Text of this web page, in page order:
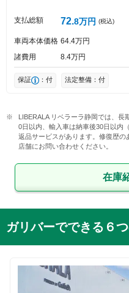
支払総額 72 8万円 (税込)
車両本体価格 64 4万円
諸費用
8 4万円
保証 ：付 法定整備：付
LIBERALA リベラーラ静岡では、
0日以内、輸入車は納車後30日以内
返品サービスがあります。修復歴
店舗にお問い合わせください。
在庫
ガリバーでできる６